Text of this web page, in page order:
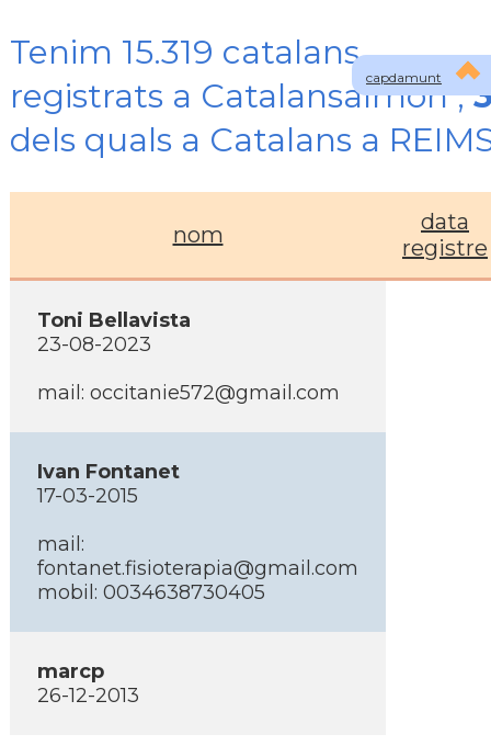
capdamunt
Tenim 15.319 catalans
registrats a Catalansalmon ,
dels quals a Catalans a
nom
data
registre
Toni Bellavista
23-08-2023
mail: occitanie572@gmail.com
Ivan Fontanet
17-03-2015
mail:
fontanet.fisioterapia@gmail.com
mobil: 0034638730405
marcp
26-12-2013